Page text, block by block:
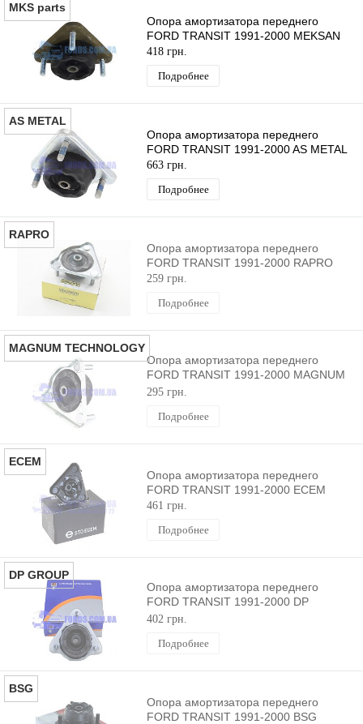
MKS parts
Опора амортизатора переднего
FORD TRANSIT 1991-2000 MEKSAN
418 грн.
Подробнее
AS METAL
Опора амортизатора переднего
FORD TRANSIT 1991-2000 AS METAL
663 грн.
Подробнее
RAPRO
Опора амортизатора переднего
FORD TRANSIT 1991-2000 RAPRO
259 грн.
Подробнее
MAGNUM TECHNOLOGY
Опора амортизатора переднего
FORD TRANSIT 1991-2000 MAGNUM
TECHNOLOGY
295 грн.
Подробнее
ECEM
Опора амортизатора переднего
FORD TRANSIT 1991-2000 ECEM
461 грн.
Подробнее
DP GROUP
Опора амортизатора переднего
FORD TRANSIT 1991-2000 DP
GROUP
402 грн.
Подробнее
BSG
Опора амортизатора переднего
FORD TRANSIT 1991-2000 BSG